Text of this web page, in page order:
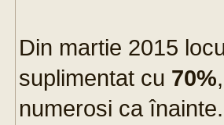
Din martie 2015
suplimentat cu 70%
numerosi ca